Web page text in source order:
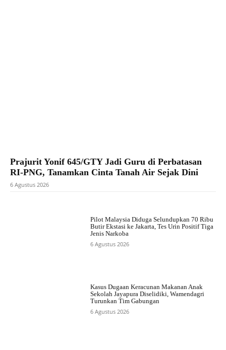
Prajurit Yonif 645/GTY Jadi Guru di Perbatasan
RI-PNG, Tanamkan Cinta Tanah Air Sejak Dini
6 Agustus 2026
Pilot Malaysia Diduga Selundupkan 70 Ribu
Butir Ekstasi ke Jakarta, Tes Urin Positif Tiga
Jenis Narkoba
6 Agustus 2026
Kasus Dugaan Keracunan Makanan Anak
Sekolah Jayapura Diselidiki, Wamendagri
Turunkan Tim Gabungan
6 Agustus 2026